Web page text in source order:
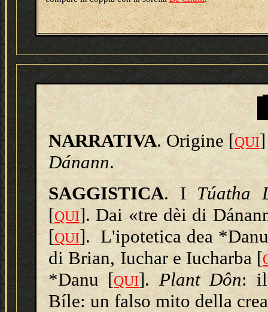
NARRATIVA. Origine [QUI
Dánann.
SAGGISTICA. I Túatha
[QUI].Dai «tre dèi di
[QUI]. L'ipotetica dea
di Brian, Iuchar e Iucharba [
*Danu [QUI].Plant Dôn: il
Bíle: un falso mito della